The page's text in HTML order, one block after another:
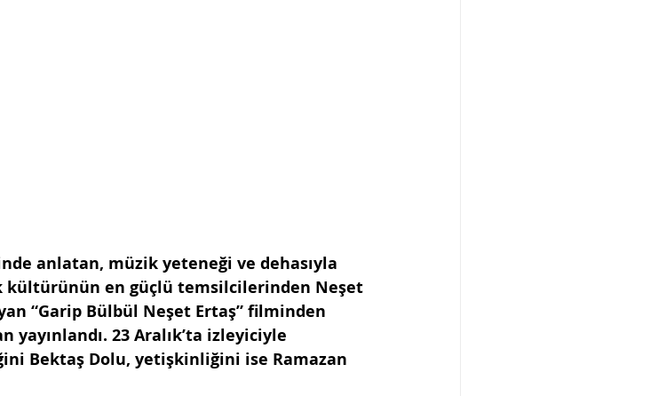
anlatan, müzik yeteneği ve dehasıyla
kültürünün en güçlü temsilcilerinden Neşet
“Garip Bülbül Neşet Ertaş” filminden
yayınlandı. 23 Aralık’ta izleyiciyle
Bektaş Dolu, yetişkinliğini ise Ramazan